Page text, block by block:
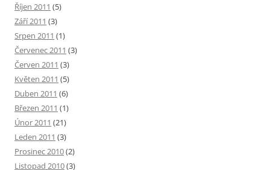
Říjen 2011 (5)
Září 2011 (3)
Srpen 2011 (1)
Červenec 2011 (3)
Červen 2011 (3)
Květen 2011 (5)
Duben 2011 (6)
Březen 2011 (1)
Únor 2011 (21)
Leden 2011 (3)
Prosinec 2010(2)
Listopad 2010(3)